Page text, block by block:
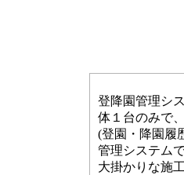
登降園管理シ
体１台のみで
(登園・降園履
管理システムで
大掛かりな施